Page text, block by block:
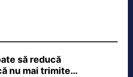
să reducă
nu mai trimite…